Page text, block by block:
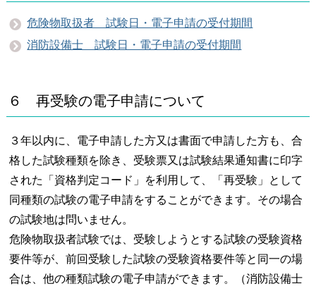
危険物取扱者 試験日・電子申請の受付期間
消防設備士 試験日・電子申請の受付期間
６ 再受験の電子申請について
３年以内に、電子申請した方又は書面で申請した方も、合
格した試験種類を除き、受験票又は試験結果通知書に印字
された「資格判定コード」を利用して、「再受験」として
同種類の試験の電子申請をすることができます。その場合
の試験地は問いません。
危険物取扱者試験では、受験しようとする試験の受験資格
要件等が、前回受験した試験の受験資格要件等と同一の場
合は、他の種類試験の電子申請ができます。（消防設備士